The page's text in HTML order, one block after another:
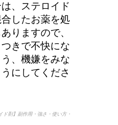
、ステロイド
したお薬を処
りますので、
きで不快にな
、機嫌をみな
にしてくださ
ド剤】副作用・強さ・使い方・